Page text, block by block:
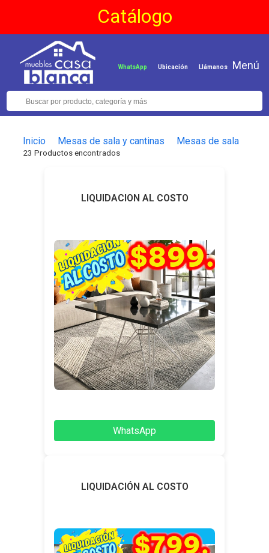
Catálogo
WhatsApp Ubicación Llámanos Menú
Inicio Mesas de sala y cantinas Mesas de sala
23 Productos encontrados
LIQUIDACION AL COSTO
WhatsApp
LIQUIDACIÓN AL COSTO